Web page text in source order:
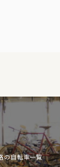
の自転車一覧